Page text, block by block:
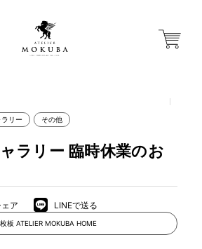
MOKUBA HOME
リー その他
ラリー 臨時休業のお
ェア LINEで送る
板 ATELIER MOKUBA HOME